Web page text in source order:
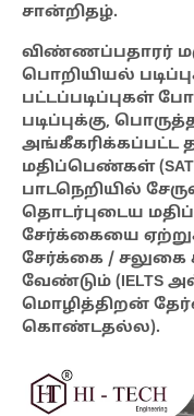
சான்றிதழ்.
விண்ணப்பதாரர்
பொறியியல்
பட்டப்படிப்புகள்
படிப்புக்கு,
அங்கீகரிக்கப்பட்ட
மதிப்பெண்கள் (SAT,
பாடநெறியில்
தொடர்புடைய
சேர்க்கையை
சேர்க்கை / சலுகை
வேண்டும் (IELTS
மொழித்திறன்
கொண்டதல்ல).